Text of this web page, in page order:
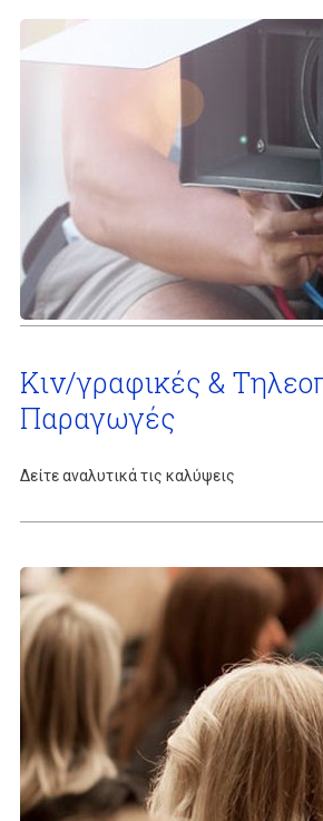
Κιν/γραφικές &
Παραγωγές
Δείτε αναλυτικά τις καλύψεις